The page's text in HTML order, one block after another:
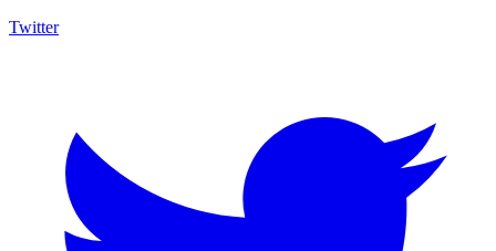
Twitter